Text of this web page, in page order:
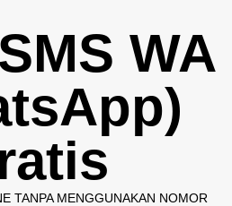
WA
TANPA MENGGUNAKAN NOMOR